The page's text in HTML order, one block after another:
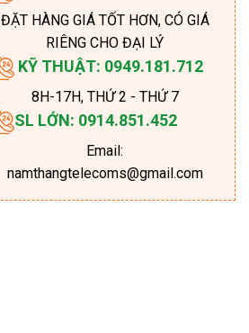
ĐẶT HÀNG GIÁ TỐT HƠN, CÓ GIÁ
RIÊNG CHO ĐẠI LÝ
KỸ THUẬT: 0949.181.712
8H-17H, THỨ 2 - THỨ 7
SL LỚN: 0914.851.452
Email:
namthangtelecoms@gmail.com